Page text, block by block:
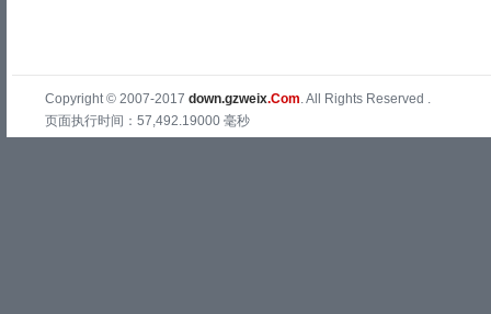
Copyright © 2007-2017 down.gzweix.Com. All Rights Reserved .
页面执行时间：57,492.19000 毫秒